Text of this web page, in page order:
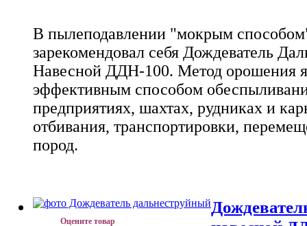
В пылеподавлении "мокрым
зарекомендовал себя Дождеватель
Навесной ДДН-100. Метод орошения
эффективным способом
предприятиях, шахтах, рудниках и
отбивания, транспортировки,
пород.
Оцените товар